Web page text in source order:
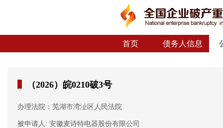
首页 债务人信息
（2026）皖0210破3号
办理法院：芜湖市湾沚区人民法院
被申请人: 安徽麦诗特电器股份有限公司